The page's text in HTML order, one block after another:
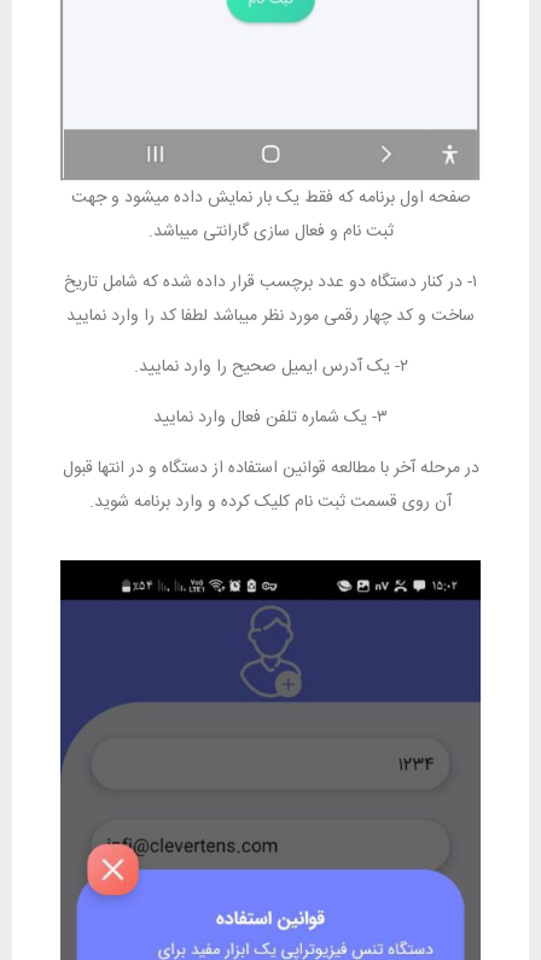
صفحه اول برنامه که فقط یک بار نمایش داده میشود و جهت
ثبت نام و فعال سازی گارانتی میباشد.
۱- در کنار دستگاه دو عدد برچسب قرار داده شده که شامل تاریخ
ساخت و کد چهار رقمی مورد نظر میباشد لطفا کد را وارد نمایید
۲- یک آدرس ایمیل صحیح را وارد نمایید.
۳- یک شماره تلفن فعال وارد نمایید
در مرحله آخر با مطالعه قوانین استفاده از دستگاه و در انتها قبول
آن روی قسمت ثبت نام کلیک کرده و وارد برنامه شوید.